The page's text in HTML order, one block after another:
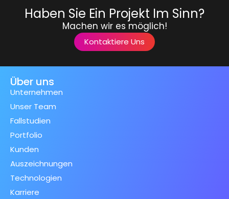
Haben Sie Ein Projekt Im Sinn?
Machen wir es möglich!
Kontaktiere Uns
Über uns
Unternehmen
Unser Team
Fallstudien
Portfolio
Kunden
Auszeichnungen
Technologien
Karriere